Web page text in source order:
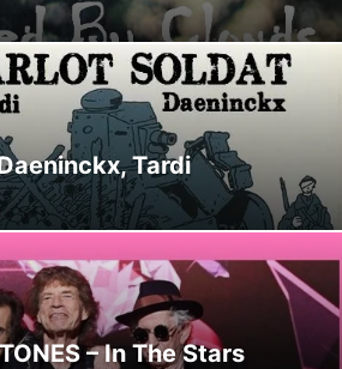
Tardi
– In The Stars